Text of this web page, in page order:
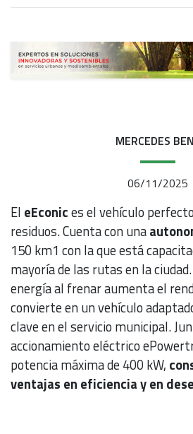
MERCEDES
06/11/2025
El eEconices el vehículo
residuos. Cuenta con una
150 km1 con la que está
mayoría de las rutas en la
energía al frenar aumenta el
convierte en un vehículo
clave en el servicio municipal.
accionamiento eléctrico
potencia máxima de 400 kW,
ventajas en eficiencia y en